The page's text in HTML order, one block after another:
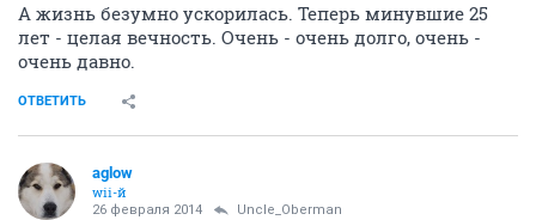
А жизнь безумно ускорилась. Теперь минувшие 25
лет - целая вечность. Очень - очень долго, очень -
очень давно.
ОТВЕТИТЬ
aglow
wii-й
26 февраля 2014 Uncle_Oberman